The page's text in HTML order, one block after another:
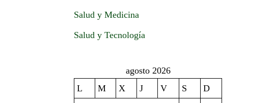
Salud y Medicina
Salud y Tecnología
agosto 2026
L
M X J V S D